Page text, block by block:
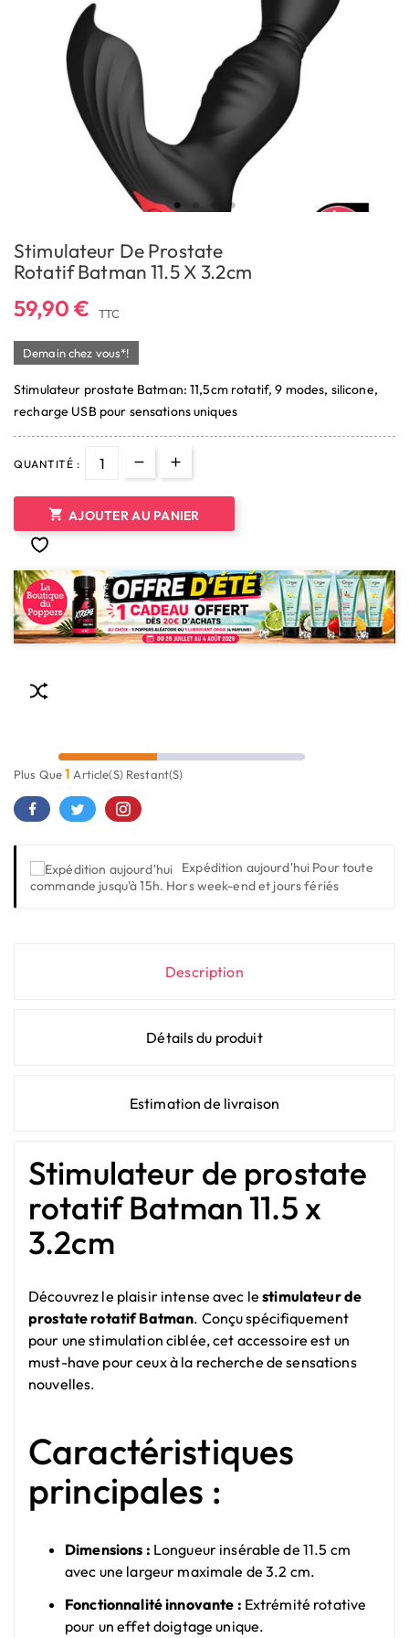
Stimulateur De Prostate
Rotatif Batman 11.5 X 3.2cm
59,90 € TTC
Demain chez vous*!
Stimulateur prostate Batman: 11,5cm rotatif, 9 modes, silicone,
recharge USB pour sensations uniques
QUANTITÉ :
 AJOUTER AU PANIER
Plus Que1 Article(s) Restant(s)
Expédition aujourd'hui Pour toute
commande jusqu'à 15h. Hors week-end et jours fériés
Description
Détails du produit
Estimation de livraison
Stimulateur de prostate
rotatif Batman 11.5 x
3.2cm
Découvrez le plaisir intense avec lestimulateur de
prostate rotatif Batman. Conçu spécifiquement
pour une stimulation ciblée, cet accessoire est un
must-have pour ceux à la recherche de sensations
nouvelles.
Caractéristiques
principales :
Dimensions : Longueur insérable de 11.5 cm
avec une largeur maximale de 3.2 cm.
Fonctionnalité innovante : Extrémité rotative
pour un effet doigtage unique.